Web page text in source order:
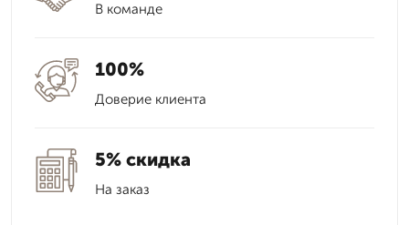
В команде
100%
Доверие клиента
5% скидка
На заказ